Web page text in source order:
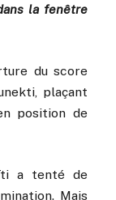
la fenêtre
du score
plaçant
position de
a tenté de
Mais